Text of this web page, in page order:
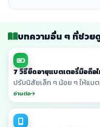
บทความอื่น ๆ ที่ช่ว
7 วิธียืดอายุแบตเตอรี่มือถือใ
ปรับนิสัยเล็ก ๆ น้อย ๆ ให้แบ
อ่านต่อ